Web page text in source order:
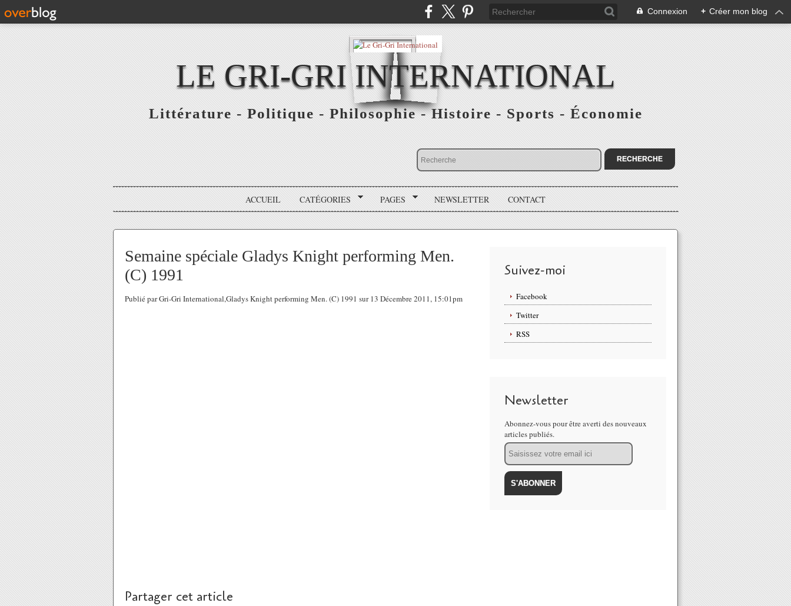
Connexion + Créer mon blog
LE GRI-GRI INTERNATIONAL
Littérature - Politique - Philosophie - Histoire - Sports - Économie
ACCUEIL CATÉGORIES PAGES NEWSLETTER CONTACT
Semaine spéciale Gladys Knight performing Men.
(C) 1991
Publié par Gri-Gri International,Gladys Knight performing Men. (C) 1991 sur 13 Décembre 2011, 15:01pm
Partager cet article
Suivez-moi
Facebook
Twitter
RSS
Newsletter
Abonnez-vous pour être averti des nouveaux
articles publiés.
Email